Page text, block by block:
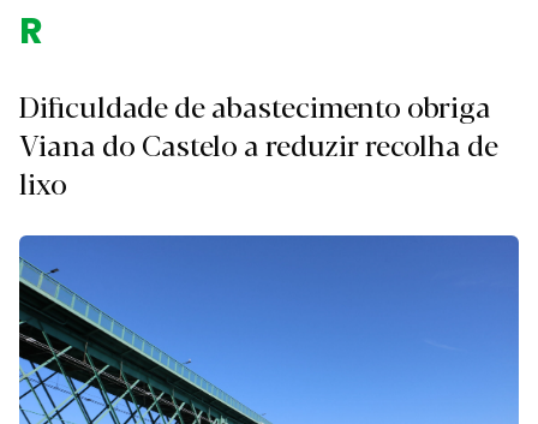
Região.
Dificuldade de abastecimento obriga
Viana do Castelo a reduzir recolha de
lixo